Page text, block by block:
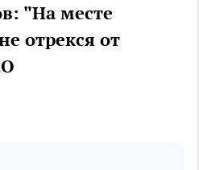
"На месте
отрекся от